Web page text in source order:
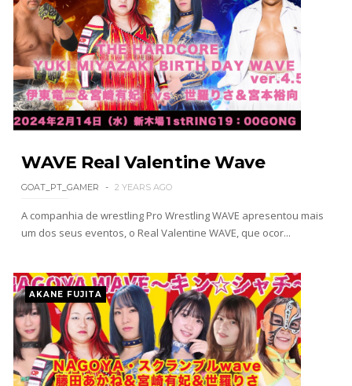
WWE: WWE anuncia estreia histórica do Raw na
Irlanda
SCSA867-Aug 08 2026
AEW: Buddy Matthews já está apto a regressar
SCSA867 -Aug 08 2026
combate pelo título no Lockdown
SCSA867-Aug 08 2026
WWE: Brock Lesnar deverá estar presente na
WAVE Real Valentine Wave
GOAT_PT_GAMER 2 YEARS AGO
A companhia de wrestling Pro Wrestling WAVE apresentou mais
um dos seus eventos, o Real Valentine WAVE, que ocor...
AKANE FUJITA